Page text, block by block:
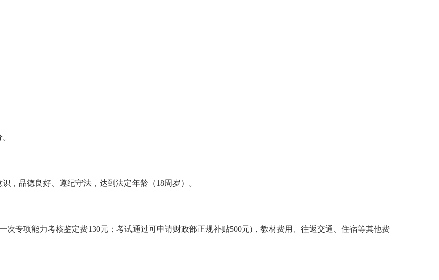
品德良好、遵纪守法，达到法定年龄（18周岁）。
专项能力考核鉴定费130元；考试通过可申请财政部正规补贴500元)，教材费用、往返交通、住宿等其他费